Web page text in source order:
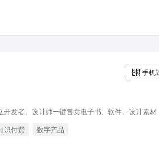
手机
开发者、设计师一键售卖电子书、软件、设计素材
识付费 数字产品